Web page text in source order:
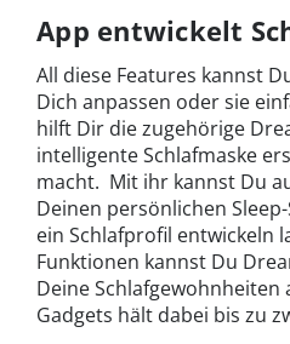
App entwickelt
All diese Features kannst
Dich anpassen oder sie
hilft Dir die zugehörige
intelligente Schlafmaske
macht. Mit ihr kannst Du
Deinen persönlichen
ein Schlafprofil entwickeln
Funktionen kannst Du
Deine Schlafgewohnheiten
Gadgets hält dabei bis zu